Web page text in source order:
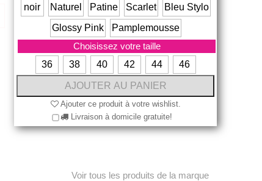
noir
Naturel Patine Scarlet
Bleu Stylo
Glossy Pink
Pamplemousse
Choisissez votre taille
36
38 40 42 44 46
Ajouter ce produit à votre wishlist.
Livraison à domicile gratuite!
Voir tous les produits de la marque